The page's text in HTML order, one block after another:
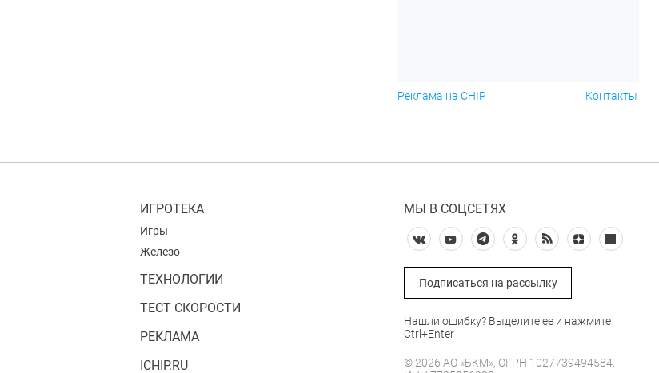
Реклама на CHIP Контакты
ИГРОТЕКА
Игры
Железо
ТЕХНОЛОГИИ
ТЕСТ СКОРОСТИ
РЕКЛАМА
ICHIP.RU
МЫ В СОЦСЕТЯХ
Подписаться на рассылку
Нашли ошибку? Выделите ее и нажмите
Ctrl+Enter
© 2026 АО «БКМ», ОГРН 1027739494584,